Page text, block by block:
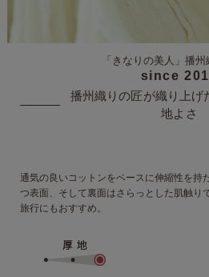
播州織りの匠が織り上げ
地よさ
「きなりの美人」 播
since
通気の良いコットンをベースに伸縮性を持
つ表面、そして裏面はさらっとした肌触り
旅行にもおすすめ。